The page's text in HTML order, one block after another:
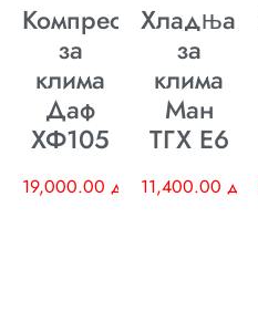
Компресор
за
клима
Даф
ХФ105
19,000.00 ден
Хладњак
за
клима
Ман
ТГХ E6
11,400.00 ден